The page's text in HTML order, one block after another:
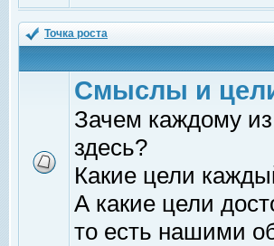
Точка роста
Смыслы и
Зачем каждому
здесь?
Какие цели
А какие цели
то есть нашими